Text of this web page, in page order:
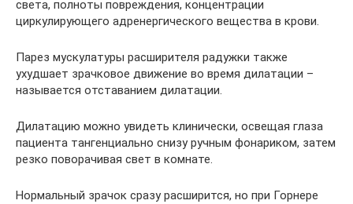
света, полноты повреждения, концентрации
циркулирующего адренергического вещества в крови.
Парез мускулатуры расширителя радужки также
ухудшает зрачковое движение во время дилатации –
называется отставанием дилатации.
Дилатацию можно увидеть клинически, освещая глаза
пациента тангенциально снизу ручным фонариком, затем
резко поворачивая свет в комнате.
Нормальный зрачок сразу расширится, но при Горнере